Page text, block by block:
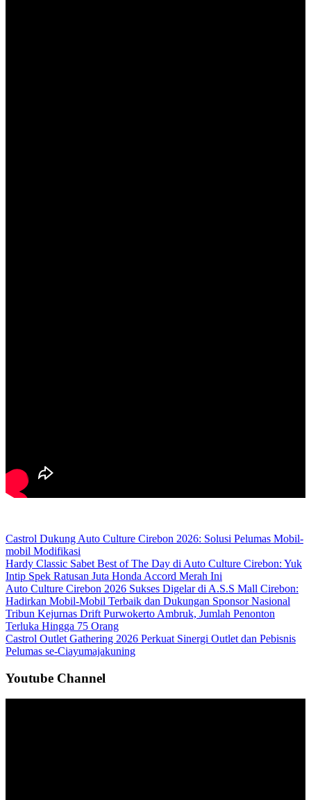
Castrol Dukung Auto Culture Cirebon 2026: Solusi Pelumas Mobil-
mobil Modifikasi
Hardy Classic Sabet Best of The Day di Auto Culture Cirebon: Yuk
Intip Spek Ratusan Juta Honda Accord Merah Ini
Auto Culture Cirebon 2026 Sukses Digelar di A.S.S Mall Cirebon:
Hadirkan Mobil-Mobil Terbaik dan Dukungan Sponsor Nasional
Tribun Kejurnas Drift Purwokerto Ambruk, Jumlah Penonton
Terluka Hingga 75 Orang
Castrol Outlet Gathering 2026 Perkuat Sinergi Outlet dan Pebisnis
Pelumas se-Ciayumajakuning
Youtube Channel